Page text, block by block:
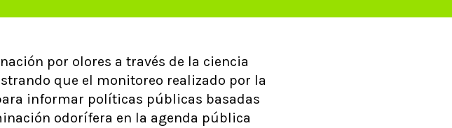
por olores a través de la ciencia
que el monitoreo realizado por la
informar políticas públicas basadas
odorífera en la agenda pública